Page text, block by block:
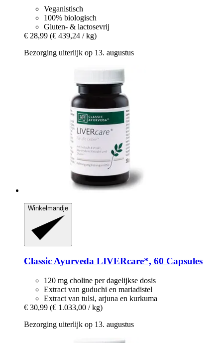
Veganistisch
100% biologisch
Gluten- & lactosevrij
€ 28,99 (€ 439,24 / kg)
Bezorging uiterlijk op 13. augustus
Winkelmandje
Classic Ayurveda LIVERcare*, 60 Capsules
120 mg choline per dagelijkse dosis
Extract van guduchi en mariadistel
Extract van tulsi, arjuna en kurkuma
€ 30,99 (€ 1.033,00 / kg)
Bezorging uiterlijk op 13. augustus